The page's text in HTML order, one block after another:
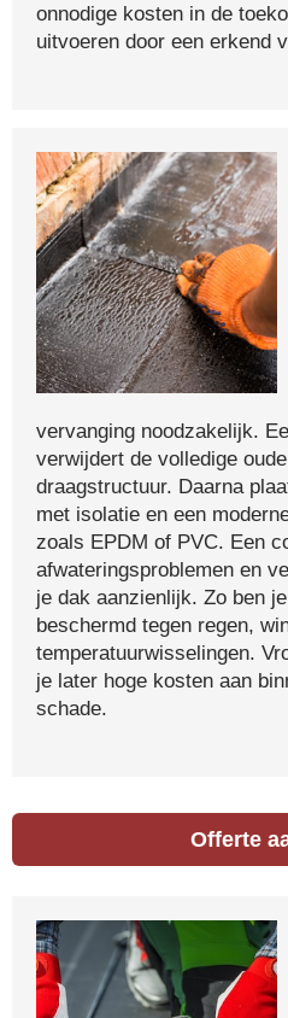
onnodige kosten in de
uitvoeren door een erkend
vervanging noodzakelijk.
verwijdert de volledige
draagstructuur. Daarna
met isolatie en een
zoals EPDM of PVC. Een
afwateringsproblemen en
je dak aanzienlijk. Zo ben
beschermd tegen regen,
temperatuurwisselingen.
je later hoge kosten aan
schade.
Offerte